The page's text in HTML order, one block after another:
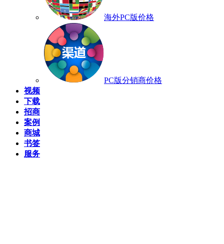
海外PC版价格
PC版分销商价格
视频
下载
招商
案例
商城
书签
服务